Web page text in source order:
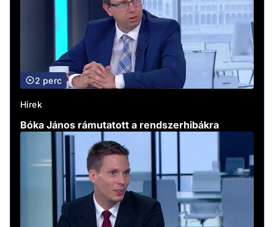
2 perc
Hírek
Bóka János rámutatott a rendszerhibákra